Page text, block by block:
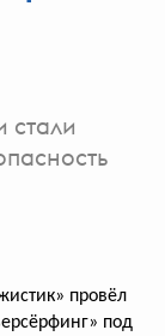
стали
провёл
под